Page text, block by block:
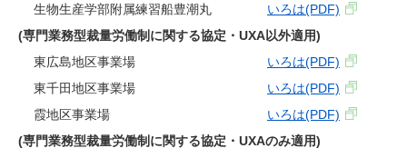
生物生産学部附属練習船豊潮丸
いろは(PDF)
(専門業務型裁量労働制に関する協定・UXA以外適用)
東広島地区事業場
いろは(PDF)
東千田地区事業場
いろは(PDF)
霞地区事業場
いろは(PDF)
(専門業務型裁量労働制に関する協定・UXAのみ適用)